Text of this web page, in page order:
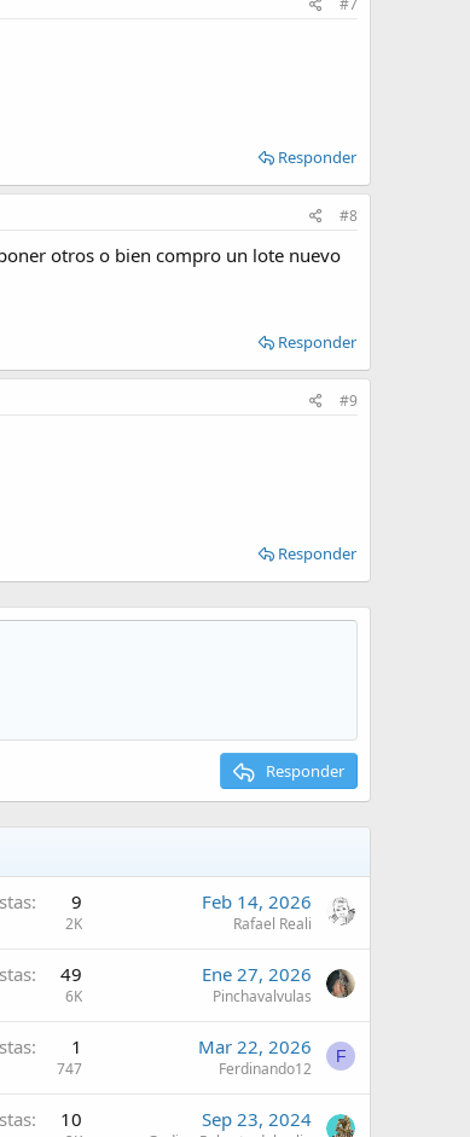
Responder
#8
otros o bien compro un lote nuevo
Responder
#9
Responder
Responder
9
2K
Feb 14, 2026
Rafael Reali
49
6K
Ene 27, 2026
Pinchavalvulas
1
747
Mar 22, 2026
Ferdinando12
F
10 Sep 23, 2024